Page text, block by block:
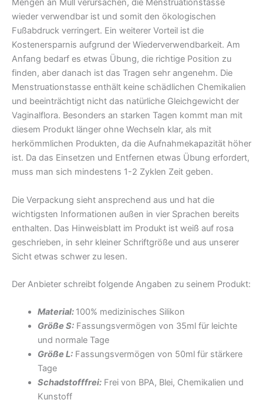
Mengen an Müll verursachen, die Menstruationstasse
wieder verwendbar ist und somit den ökologischen
Fußabdruck verringert. Ein weiterer Vorteil ist die
Kostenersparnis aufgrund der Wiederverwendbarkeit. Am
Anfang bedarf es etwas Übung, die richtige Position zu
finden, aber danach ist das Tragen sehr angenehm. Die
Menstruationstasse enthält keine schädlichen Chemikalien
und beeinträchtigt nicht das natürliche Gleichgewicht der
Vaginalflora. Besonders an starken Tagen kommt man mit
diesem Produkt länger ohne Wechseln klar, als mit
herkömmlichen Produkten, da die Aufnahmekapazität höher
ist. Da das Einsetzen und Entfernen etwas Übung erfordert,
muss man sich mindestens 1-2 Zyklen Zeit geben.
Die Verpackung sieht ansprechend aus und hat die
wichtigsten Informationen außen in vier Sprachen bereits
enthalten. Das Hinweisblatt im Produkt ist weiß auf rosa
geschrieben, in sehr kleiner Schriftgröße und aus unserer
Sicht etwas schwer zu lesen.
Der Anbieter schreibt folgende Angaben zu seinem Produkt:
Material: 100% medizinisches Silikon
Größe S:Fassungsvermögen von 35ml für leichte
und normale Tage
Größe L:Fassungsvermögen von 50ml für stärkere
Tage
Schadstofffrei:Frei von BPA, Blei, Chemikalien und
Kunstoff